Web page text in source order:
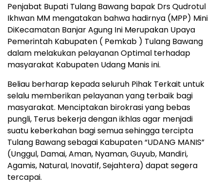
Penjabat Bupati Tulang Bawang bapak Drs Qudrotul
Ikhwan MM mengatakan bahwa hadirnya (MPP) Mini
DiKecamatan Banjar Agung Ini Merupakan Upaya
Pemerintah Kabupaten ( Pemkab ) Tulang Bawang
dalam melakukan pelayanan Optimal terhadap
masyarakat Kabupaten Udang Manis ini.
Beliau berharap kepada seluruh Pihak Terkait untuk
selalu memberikan pelayanan yang terbaik bagi
masyarakat. Menciptakan birokrasi yang bebas
pungli, Terus bekerja dengan ikhlas agar menjadi
suatu keberkahan bagi semua sehingga tercipta
Tulang Bawang sebagai Kabupaten “UDANG MANIS”
(Unggul, Damai, Aman, Nyaman, Guyub, Mandiri,
Agamis, Natural, Inovatif, Sejahtera) dapat segera
tercapai.